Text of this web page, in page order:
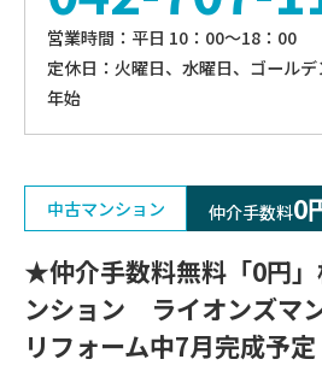
営業時間：平⽇ 10：00〜18：00
定休⽇：火曜日、⽔曜⽇、ゴール
年始
中古マンション 仲介手数料0
★仲介手数料無料「0円
ンション ライオンズマ
リフォーム中7月完成予